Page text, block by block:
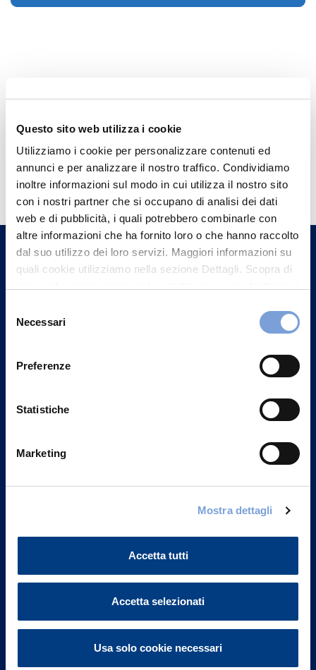
Questo sito web utilizza i cookie
Utilizziamo i cookie per personalizzare contenuti ed
annunci e per analizzare il nostro traffico. Condividiamo
inoltre informazioni sul modo in cui utilizza il nostro sito
con i nostri partner che si occupano di analisi dei dati
web e di pubblicità, i quali potrebbero combinarle con
altre informazioni che ha fornito loro o che hanno raccolto
dal suo utilizzo dei loro servizi. Maggiori informazioni su
quali cookie utilizziamo nella sezione Dettagli. Scopra di
può trovare nel footer del sito nella sezione "Informativa
delNecessari
Preferenze
Statistiche
Marketing
Mostra dettagli
Accetta tutti
Accetta selezionati
Usa solo cookie necessari
Hai bisogno di
informazioni?
Trova l'Agenzia più vicina a te e parla con
un nostro Agente.
Contattaci
FAQ
Investor Relations